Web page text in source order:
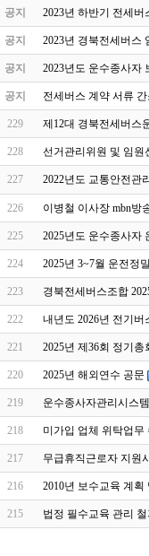
공지 2023년 하반기 전세
공지 2023년 경북전세버스
공지 2023년도 운수종사자
공지 전세버스 계약 서류
229 제12대 경북전세버스
228 선거관리위원 및 임원
227 2022년도 교통안전관
226 이병철 이사장 mbn방
225 2025년도 운수종사자
224 2025년 3~7월 운전정
223 경북전세버스조합
222 내년도 2026년 전기
221 2025년 제36회 정기총
220 2025년 해외연수 공문
219 운수종사자관리시스
218 미가입 업체 위탁업무
217 무급휴직근로자 지원
216 2010년 보수교육 계획
215 법정 필수교육 관리